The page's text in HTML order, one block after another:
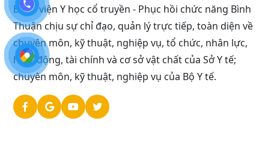
Bệnh viện Y học cổ truyền - Phục hồi chức năng Bình
Thuận chịu sự chỉ đạo, quản lý trực tiếp, toàn diện về
chuyên môn, kỹ thuật, nghiệp vụ, tổ chức, nhân lực,
hoạt động, tài chính và cơ sở vật chất của Sở Y tế;
chuyên môn, kỹ thuật, nghiệp vụ của Bộ Y tế.